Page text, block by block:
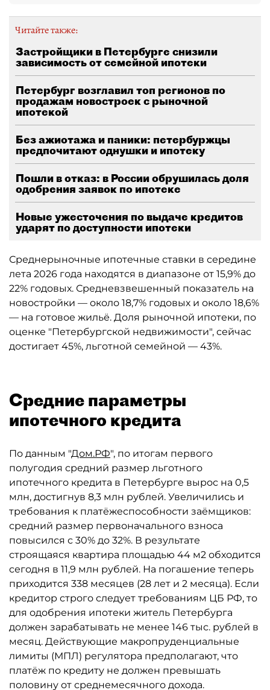
Читайте также:
Застройщики в Петербурге снизили
зависимость от семейной ипотеки
Петербург возглавил топ регионов по
продажам новостроек с рыночной
ипотекой
Без ажиотажа и паники: петербуржцы
предпочитают однушки и ипотеку
Пошли в отказ: в России обрушилась доля
одобрения заявок по ипотеке
Новые ужесточения по выдаче кредитов
ударят по доступности ипотеки
Среднерыночные ипотечные ставки в середине
лета 2026 года находятся в диапазоне от 15,9% до
22% годовых. Средневзвешенный показатель на
новостройки — около 18,7% годовых и около 18,6%
— на готовое жильё. Доля рыночной ипотеки, по
оценке "Петербургской недвижимости", сейчас
достигает 45%, льготной семейной — 43%.
Средние параметры
ипотечного кредита
По данным "Дом.РФ", по итогам первого
полугодия средний размер льготного
ипотечного кредита в Петербурге вырос на 0,5
млн, достигнув 8,3 млн рублей. Увеличились и
требования к платёжеспособности заёмщиков:
средний размер первоначального взноса
повысился с 30% до 32%. В результате
строящаяся квартира площадью 44 м2 обходится
сегодня в 11,9 млн рублей. На погашение теперь
приходится 338 месяцев (28 лет и 2 месяца). Если
кредитор строго следует требованиям ЦБ РФ, то
для одобрения ипотеки житель Петербурга
должен зарабатывать не менее 146 тыс. рублей в
месяц. Действующие макропруденциальные
лимиты (МПЛ) регулятора предполагают, что
платёж по кредиту не должен превышать
половину от среднемесячного дохода.